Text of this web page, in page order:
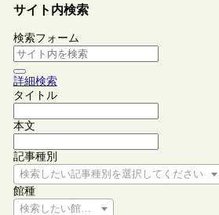
サイト内検索
検索フォーム
詳細検索
タイトル
本文
記事種別
検索したい記事種別を選択してください
館種
検索したい館種を選択してください